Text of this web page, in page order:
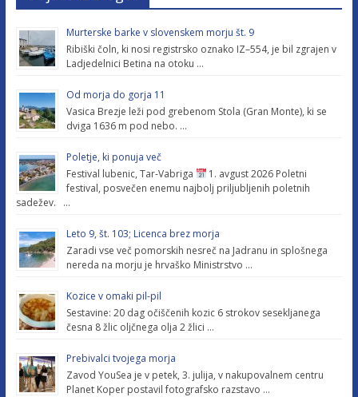
Murterske barke v slovenskem morju št. 9
Ribiški čoln, ki nosi registrsko oznako IZ–554, je bil zgrajen v
Ladjedelnici Betina na otoku …
Od morja do gorja 11
Vasica Brezje leži pod grebenom Stola (Gran Monte), ki se
dviga 1636 m pod nebo. …
Poletje, ki ponuja več
Festival lubenic, Tar-Vabriga
1. avgust 2026 Poletni
festival, posvečen enemu najbolj priljubljenih poletnih
sadežev. …
Leto 9, št. 103; Licenca brez morja
Zaradi vse več pomorskih nesreč na Jadranu in splošnega
nereda na morju je hrvaško Ministrstvo …
Kozice v omaki pil-pil
Sestavine: 20 dag očiščenih kozic 6 strokov sesekljanega
česna 8 žlic oljčnega olja 2 žlici …
Prebivalci tvojega morja
Zavod YouSea je v petek, 3. julija, v nakupovalnem centru
Planet Koper postavil fotografsko razstavo …